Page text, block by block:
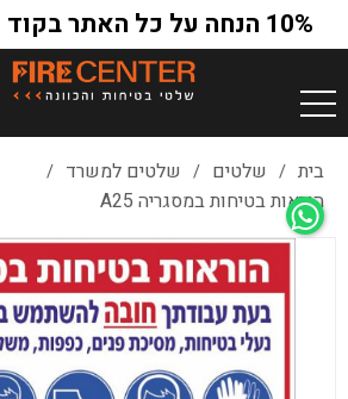
10% הנחה על כל האתר בקוד קופון extra10
בית / שלטים / שלטים למשרד /
הוראות בטיחות במסגריה A25